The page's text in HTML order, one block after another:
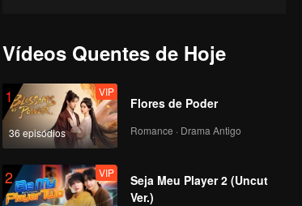
Vídeos Quentes de Hoje
1
36 episódios
VIP
Flores de Poder
Romance · Drama Antigo
2 VIP
Seja Meu Player 2 (Uncut
Ver.)